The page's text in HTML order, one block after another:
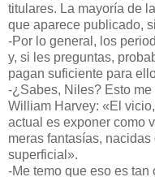
titulares. La mayoría de
que aparece publicado,
-Por lo general, los
y, si les preguntas,
pagan suficiente para
-¿Sabes, Niles? Esto
William Harvey: «El
actual es exponer como
meras fantasías,
superficial».
-Me temo que eso es tan